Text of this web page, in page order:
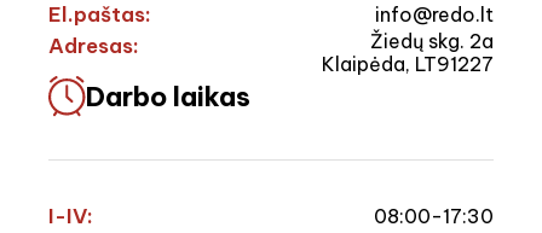
El.paštas: info@redo.lt
Adresas:
Žiedų skg. 2a
Klaipėda, LT91227
Darbo laikas
I-IV: 08:00-17:30